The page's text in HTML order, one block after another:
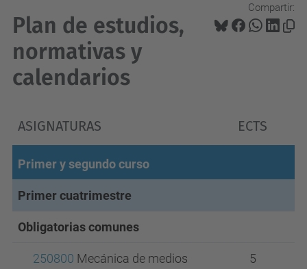
Compartir:
Plan de estudios,
normativas y
calendarios
ASIGNATURAS ECTS
Primer y segundo curso
Primer cuatrimestre
Obligatorias comunes
250800 Mecánica de medios
5